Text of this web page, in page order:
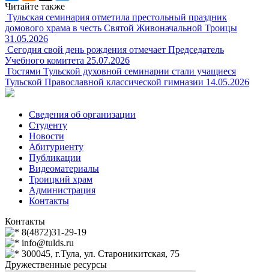
Читайте также
Тульская семинария отметила престольный праздник
домового храма в честь Святой Живоначальной Троицы
31.05.2026
Сегодня свой день рождения отмечает Председатель
Учебного комитета 25.07.2026
Гостями Тульской духовной семинарии стали учащиеся
Тульской Православной классической гимназии 14.05.2026
Сведения об организации
Студенту
Новости
Абитуриенту
Публикации
Видеоматериалы
Троицкий храм
Администрация
Контакты
Контакты
8(4872)31-29-19
info@tulds.ru
300045, г.Тула, ул. Староникитская, 75
Дружественные ресурсы